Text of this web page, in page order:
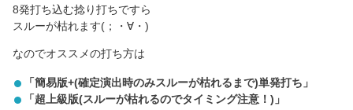
8発打ち込む捻り打ちですら
スルーが枯れます(；・∀・)
なのでオススメの打ち方は
「簡易版+(確定演出時のみスルーが枯れるまで)単発打ち」
「超上級版(スルーが枯れるのでタイミング注意！)」